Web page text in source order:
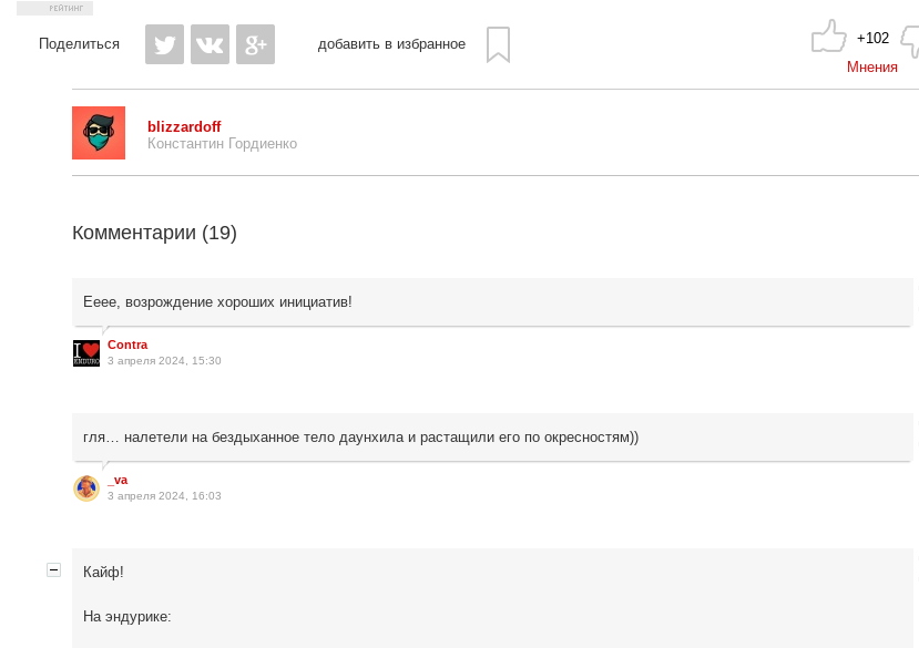
Поделиться добавить в избранное
+102
Мнения
blizzardoff
Константин Гордиенко
Комментарии (19)
Ееее, возрождение хороших инициатив!
Contra
3 апреля 2024, 15:30
гля… налетели на бездыханное тело даунхила и растащили его по окресностям))
_va
3 апреля 2024, 16:03
Кайф!
На эндурике: